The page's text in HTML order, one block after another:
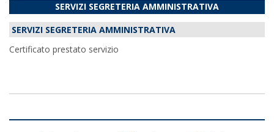
SERVIZI SEGRETERIA AMMINISTRATIVA
SERVIZI SEGRETERIA AMMINISTRATIVA
Certificato prestato servizio